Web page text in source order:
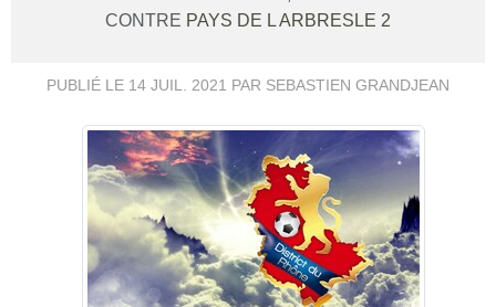
CONTRE PAYS DE L ARBRESLE 2
PUBLIÉ LE 14 JUIL. 2021 PAR SEBASTIEN GRANDJEAN